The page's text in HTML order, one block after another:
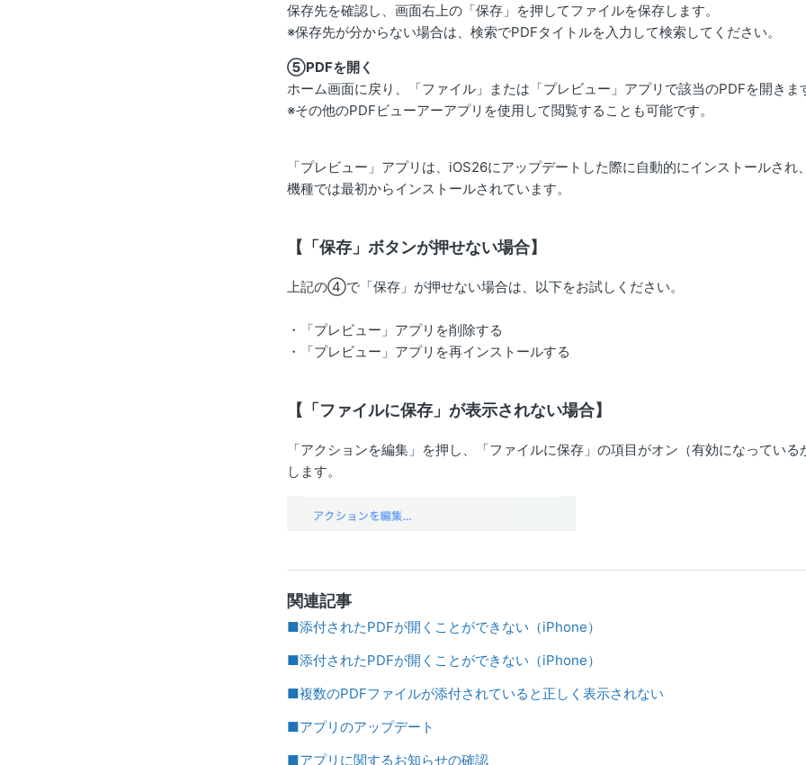
保存先を確認し、画面右上の「保存」を押してファイルを保存します。
※保存先が分からない場合は、検索でPDFタイトルを入力して検索してください。
⑤PDFを開く
ホーム画面に戻り、「ファイル」または「プレビュー」アプリで該当のPDFを開きま
※その他のPDFビューアーアプリを使用して閲覧することも可能です。
「プレビュー」アプリは、iOS26にアップデートした際に自動的にインストールさ
機種では最初からインストールされています。
【「保存」ボタンが押せない場合】
上記の④で「保存」が押せない場合は、以下をお試しください。
・「プレビュー」アプリを削除する
・「プレビュー」アプリを再インストールする
【「ファイルに保存」が表示されない場合】
「アクションを編集」を押し、「ファイルに保存」の項目がオン（有効になってい
します。
関連記事
■添付されたPDFが開くことができない（iPhone）
■添付されたPDFが開くことができない（iPhone）
■複数のPDFファイルが添付されていると正しく表示されない
■アプリのアップデート
■アプリに関するお知らせの確認